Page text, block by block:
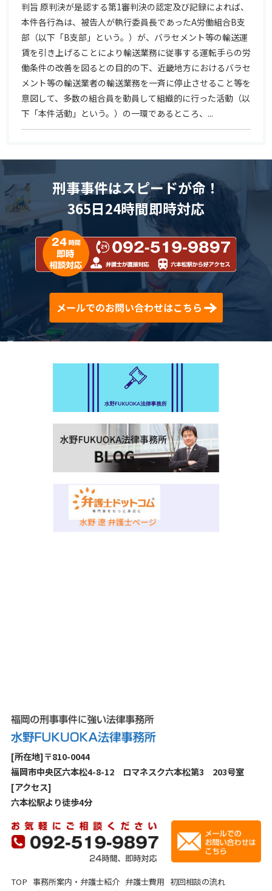
判旨 原判決が是認する第1審判決の認定及び記録によれば、
本件各行為は、被告人が執行委員長であったA労働組合B支
部（以下「B支部」という。）が、バラセメント等の輸送運
賃を引き上げることにより輸送業務に従事する運転手らの労
働条件の改善を図るとの目的の下、近畿地方におけるバラセ
メント等の輸送業者の輸送業務を一斉に停止させること等を
意図して、多数の組合員を動員して組織的に行った活動（以
下「本件活動」という。）の一環であるところ、...
刑事事件はスピードが命！
365日24時間即時対応
[所在地]〒810-0044
福岡市中央区六本松4-8-12 ロマネスク六本松第3 203号室
[アクセス]
六本松駅より徒歩4分
TOP 事務所案内・弁護士紹介 弁護士費用 初回相談の流れ